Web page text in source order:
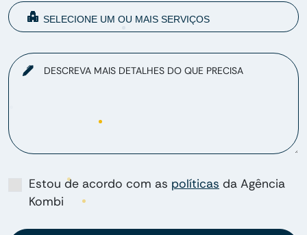
DESCREVA MAIS DETALHES DO QUE PRECISA
Estou de acordo com as políticas da Agência
Kombi